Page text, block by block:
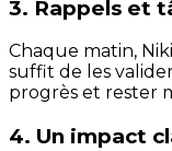
3. Rappels et
Chaque matin,
suffit de les
progrès et rester
4. Un impact